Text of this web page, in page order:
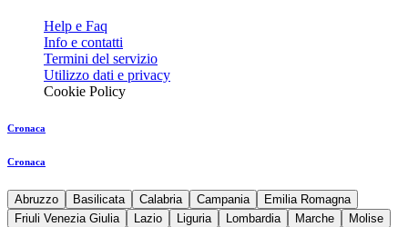
Help e Faq
Info e contatti
Termini del servizio
Utilizzo dati e privacy
Cookie Policy
Cronaca
Cronaca
Abruzzo Basilicata Calabria Campania
Emilia Romagna
Friuli Venezia Giulia
Lazio Liguria Lombardia Marche
Molise